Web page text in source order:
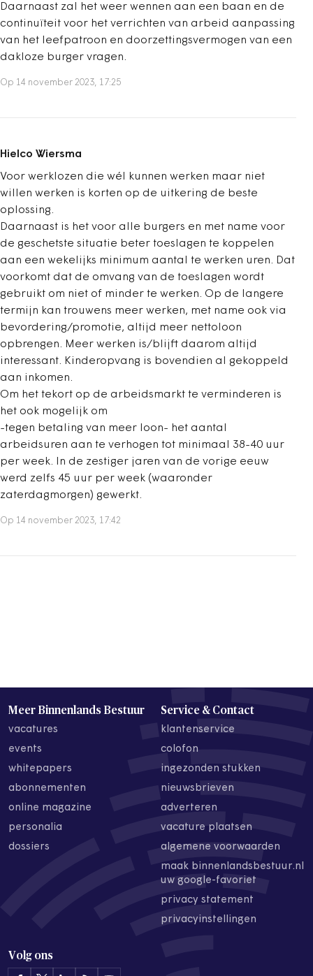
Daarnaast zal het weer wennen aan een baan en de
continuïteit voor het verrichten van arbeid aanpassing
van het leefpatroon en doorzettingsvermogen van een
dakloze burger vragen.
Op 14 november 2023, 17:25
Hielco Wiersma
Voor werklozen die wél kunnen werken maar niet
willen werken is korten op de uitkering de beste
oplossing.
Daarnaast is het voor alle burgers en met name voor
de geschetste situatie beter toeslagen te koppelen
aan een wekelijks minimum aantal te werken uren. Dat
voorkomt dat de omvang van de toeslagen wordt
gebruikt om niet of minder te werken. Op de langere
termijn kan trouwens meer werken, met name ook via
bevordering/promotie, altijd meer nettoloon
opbrengen. Meer werken is/blijft daarom altijd
interessant. Kinderopvang is bovendien al gekoppeld
aan inkomen.
Om het tekort op de arbeidsmarkt te verminderen is
het ook mogelijk om
-tegen betaling van meer loon- het aantal
arbeidsuren aan te verhogen tot minimaal 38-40 uur
per week. In de zestiger jaren van de vorige eeuw
werd zelfs 45 uur per week (waaronder
zaterdagmorgen) gewerkt.
Op 14 november 2023, 17:42
Meer Binnenlands Bestuur
vacatures
events
whitepapers
abonnementen
online magazine
personalia
dossiers
Service & Contact
klantenservice
colofon
ingezonden stukken
nieuwsbrieven
adverteren
vacature plaatsen
algemene voorwaarden
maak binnenlandsbestuur.nl
uw google-favoriet
privacy statement
privacyinstellingen
Volg ons